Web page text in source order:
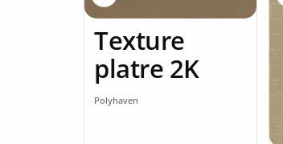
Texture
platre 2K
Polyhaven